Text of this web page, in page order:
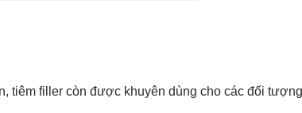
tiêm filler còn được khuyên dùng cho các đối